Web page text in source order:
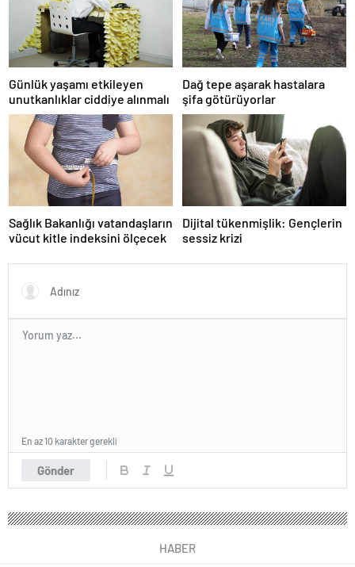
Günlük yaşamı etkileyen
unutkanlıklar ciddiye alınmalı
Dağ tepe aşarak hastalara
şifa götürüyorlar
Sağlık Bakanlığı vatandaşların
vücut kitle indeksini ölçecek
Dijital tükenmişlik: Gençlerin
sessiz krizi
Gönder
En az 10 karakter gerekli
HABER